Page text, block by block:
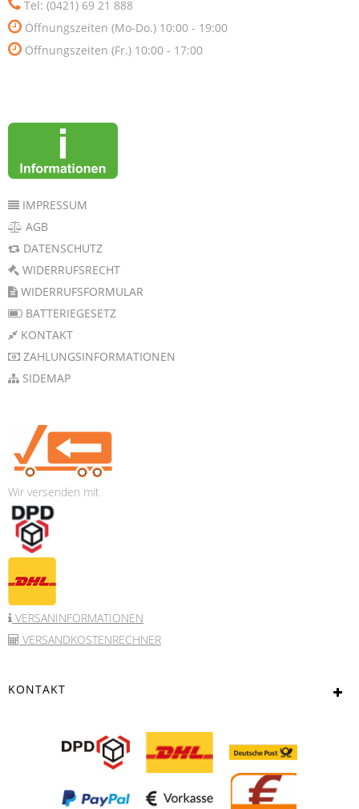
Tel: (0421) 69 21 888
Öffnungszeiten (Mo-Do.) 10:00 - 19:00
Öffnungszeiten (Fr.) 10:00 - 17:00
IMPRESSUM
AGB
DATENSCHUTZ
WIDERRUFSRECHT
WIDERRUFSFORMULAR
BATTERIEGESETZ
KONTAKT
ZAHLUNGSINFORMATIONEN
SIDEMAP
Wir versenden mit
VERSANINFORMATIONEN
VERSANDKOSTENRECHNER
KONTAKT